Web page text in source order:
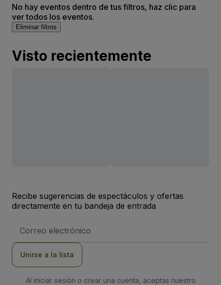
No hay eventos dentro de tus filtros, haz clic para
ver todos los eventos.
Eliminar filtros
Visto recientemente
Recibe sugerencias de espectáculos y ofertas
directamente en tu bandeja de entrada
de
Unirse a la lista
Al iniciar sesión o crear una cuenta, aceptas nuestro